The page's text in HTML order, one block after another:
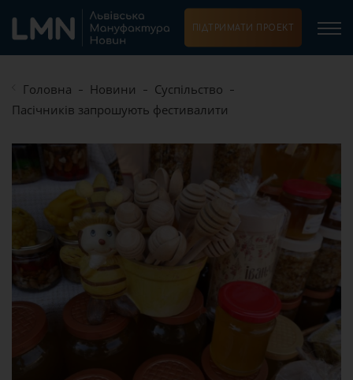
ПІДТРИМАТИ ПРОЕКТ
Головна Новини
Суспільство
Пасічників запрошують фестивалити